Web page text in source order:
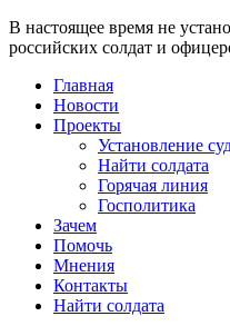
В настоящее время не
российских солдат и
Главная
Новости
Проекты
Установление
Найти солдата
Горячая линия
Госполитика
Зачем
Помочь
Мнения
Контакты
Найти солдата